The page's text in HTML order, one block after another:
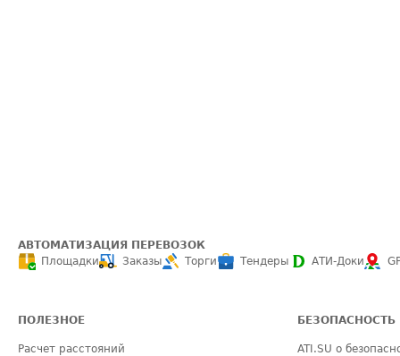
АВТОМАТИЗАЦИЯ ПЕРЕВОЗОК
Площадки
Заказы Торги Тендеры АТИ-Доки
ПОЛЕЗНОЕ
Расчет расстояний
БЕЗОПАСНОСТЬ
ATI.SU о